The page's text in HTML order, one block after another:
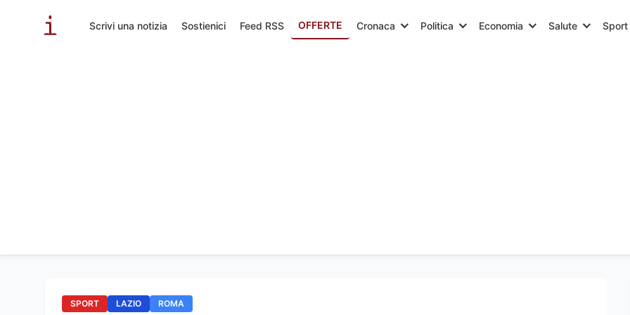
Scrivi una notizia Sostienici Feed RSS OFFERTE Cronaca Politica Economia Salute Sport
SPORT LAZIO ROMA